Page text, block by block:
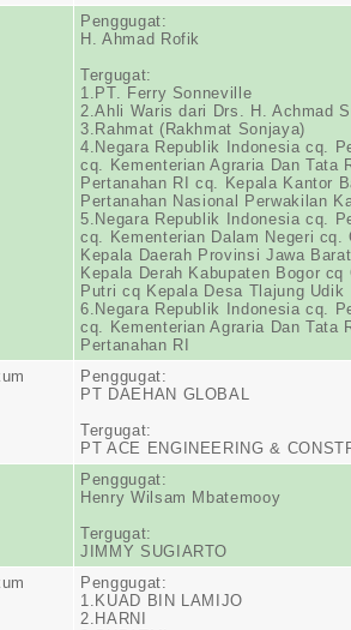
Penggugat:
H. Ahmad Rofik
Tergugat:
1.PT. Ferry Sonneville
2.Ahli Waris dari Drs. H. Achmad
3.Rahmat (Rakhmat Sonjaya)
4.Negara Republik Indonesia cq.
cq. Kementerian Agraria Dan Tata
Pertanahan RI cq. Kepala Kantor
Pertanahan Nasional Perwakilan
5.Negara Republik Indonesia cq.
cq. Kementerian Dalam Negeri cq.
Kepala Daerah Provinsi Jawa
Kepala Derah Kabupaten Bogor cq
Putri cq Kepala Desa Tlajung Udik
6.Negara Republik Indonesia cq.
cq. Kementerian Agraria Dan Tata
Pertanahan RI
Penggugat:
PT DAEHAN GLOBAL
Tergugat:
PT ACE ENGINEERING &
Penggugat:
Henry Wilsam Mbatemooy
Tergugat:
JIMMY SUGIARTO
Penggugat:
1.KUAD BIN LAMIJO
2.HARNI